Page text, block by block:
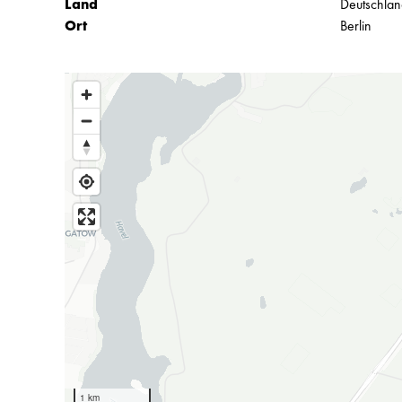
Land
Ort
Berlin
1 km